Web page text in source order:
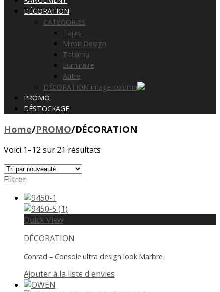
DÉCORATION
CATÉGORIES
Tapis
Miroir Design
Tableau
Luminaire
Autre
DÉCORATION image-column
PROMO
DÉSTOCKAGE
Home/PROMO/DÉCORATION
Voici 1–12 sur 21 résultats
Filtrer
Quick View
DÉCORATION
Conrad – Console ultra design look Marbre
Ajouter à la liste d'envies